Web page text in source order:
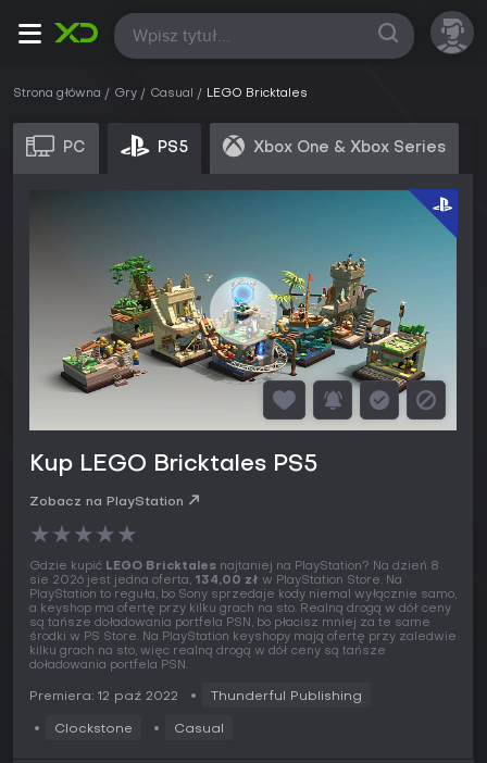
Wszystkie
Strona główna Gry Casual LEGO Bricktales
PC PS5 Xbox One & Xbox Series
Kup LEGO Bricktales PS5
Zobacz na PlayStation
★★★★★
Gdzie kupić LEGO Bricktales najtaniej na PlayStation? Na dzień 8
sie 2026 jest jedna oferta, 134,00 zł w PlayStation Store. Na
PlayStation to reguła, bo Sony sprzedaje kody niemal wyłącznie samo,
a keyshop ma ofertę przy kilku grach na sto. Realną drogą w dół ceny
są tańsze doładowania portfela PSN, bo płacisz mniej za te same
środki w PS Store. Na PlayStation keyshopy mają ofertę przy zaledwie
kilku grach na sto, więc realną drogą w dół ceny są tańsze
doładowania portfela PSN.
Premiera: 12 paź 2022 Thunderful Publishing
Clockstone Casual